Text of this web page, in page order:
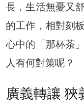
長，生活無憂又
的工作，相對刻
心中的「那杯茶
人有何對策呢？
廣義轉讓 狹